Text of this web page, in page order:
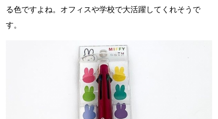
る色ですよね。オフィスや学校で大活躍してくれそうで
す。